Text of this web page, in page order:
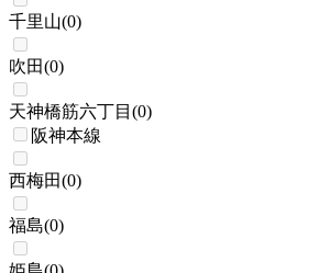
千里山(0)
吹田(0)
天神橋筋六丁目 (0)
阪神本線
西梅田(0)
福島(0)